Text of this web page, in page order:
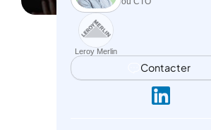
Leroy Merlin
Contacter